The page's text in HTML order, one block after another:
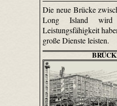
Die neue Brücke
Long Island wird
Leistungsfähigkeit
große Dienste leisten.